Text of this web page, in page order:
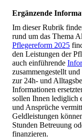
Ergänzende
Im dieser Rubrik
rund um das Thema
Pflegereform 2025
den Leistungen der
auch einführende
zusammengestellt
zur 24h- und
Informationen
sollen Ihnen lediglich
und Ansprüche
Geldleistungen
Stunden Betreuung
finanzieren.